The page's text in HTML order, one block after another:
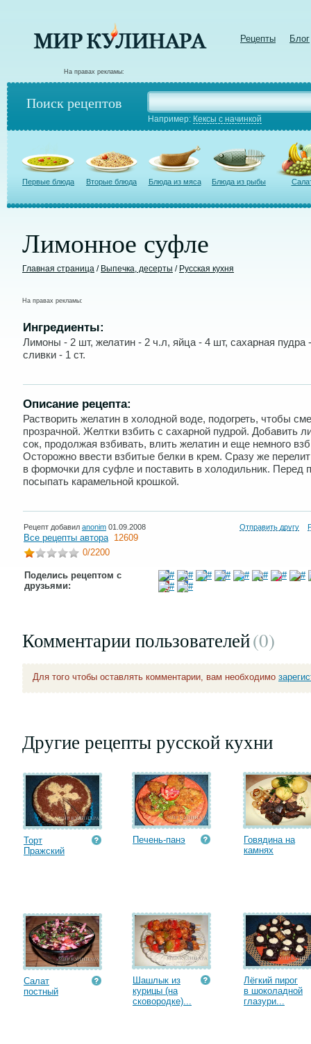
Рецепты Блог
На правах рекламы:
Поиск рецептов
Например: Кексы с начинкой
Первые блюда Вторые блюда Блюда из мяса Блюда из рыбы
Лимонное суфле
Главная страница / Выпечка, десерты / Русская кухня
На правах рекламы:
Ингредиенты:
Лимоны - 2 шт, желатин - 2 ч.л, яйца - 4 шт, сахарная пудра -
сливки - 1 ст.
Описание рецепта:
Растворить желатин в холодной воде, подогреть, чтобы
прозрачной. Желтки взбить с сахарной пудрой. Добавить
сок, продолжая взбивать, влить желатин и еще немного
Осторожно ввести взбитые белки в крем. Сразу же
в формочки для суфле и поставить в холодильник. Перед
посыпать карамельной крошкой.
Рецепт добавил anonim 01.09.2008 Отправить другу
Все рецепты автора 12609
0/2200
Поделись рецептом с
друзьями:
Комментарии пользователей(0)
Для того чтобы оставлять комментарии, вам необходимо
Другие рецепты русской кухни
Торт
Пражский
Печень-панэ
Говядина на
камнях
Салат
постный
Шашлык из
курицы (на
сковородке)...
Лёгкий пирог
в шоколадной
глазури...